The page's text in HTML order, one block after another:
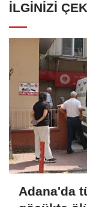
İLGINIZI
Adana'da